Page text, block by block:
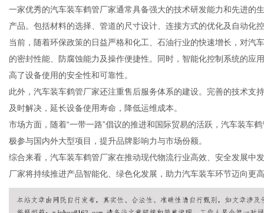
一家优秀的汽车装车鹤管厂家通常具备强大的技术研发能力和先进的
产品。包括材料的选择、管道的尺寸设计、连接方式的优化及自动化
当前，随着环保政策的日益严格和化工、石油行业的快速增长，对汽
的密封性能、防腐蚀能力及操作便捷性。同时，智能化控制系统的应
高了设备使用的安全性和可靠性。
此外，汽车装车鹤管厂家还注重售后服务体系的建设。完善的技术支
及时解决，延长设备使用寿命，降低运维成本。
市场方面，随着“一带一路”倡议的推进和国际贸易的活跃，汽车装车
极参与国内外大型项目，提升品牌影响力与市场份额。
综合来看，汽车装车鹤管厂家在推动现代物流行业高效、安全发展中
厂家将持续推进产品智能化、绿色化发展，助力汽车装车环节迈向更